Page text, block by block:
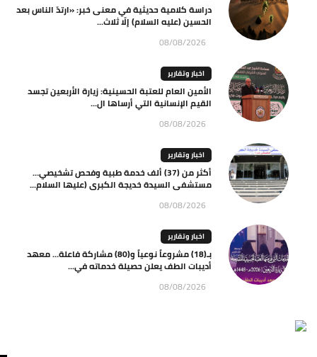
دراسة كلامية حديثية في معنى خبر: «ارتدّ الناس بعد
الحسين (عليه السلام) إلّا ثلاث...
08/08/2026
اخبار وتقارير
الأمين العام للعتبة الحسينية: زيارة الأربعين تجسد
القيم الإنسانية التي أرساها ال...
08/08/2026
اخبار وتقارير
أكثر من (37) ألف خدمة طبية وفحص تشخيصي…
مستشفى السيدة خديجة الكبرى (عليها السلام...
08/08/2026
اخبار وتقارير
بـ(18) مشروعاً نوعياً و(80) مشاركة فاعلة… معهد
أديبات الطف يعلن حصيلة خدماته في...
08/08/2026